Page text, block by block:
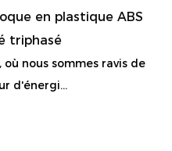
en plastique ABS
triphasé
nous sommes ravis de
d'énergi...